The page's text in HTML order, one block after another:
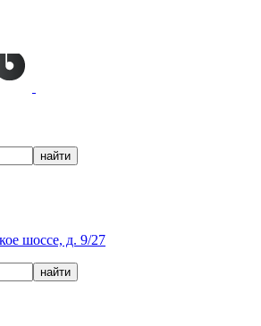
шоссе, д. 9/27